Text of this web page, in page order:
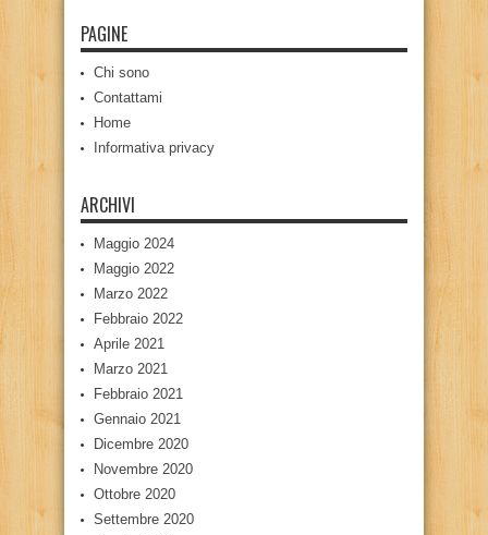
PAGINE
Chi sono
Contattami
Home
Informativa privacy
ARCHIVI
Maggio 2024
Maggio 2022
Marzo 2022
Febbraio 2022
Aprile 2021
Marzo 2021
Febbraio 2021
Gennaio 2021
Dicembre 2020
Novembre 2020
Ottobre 2020
Settembre 2020